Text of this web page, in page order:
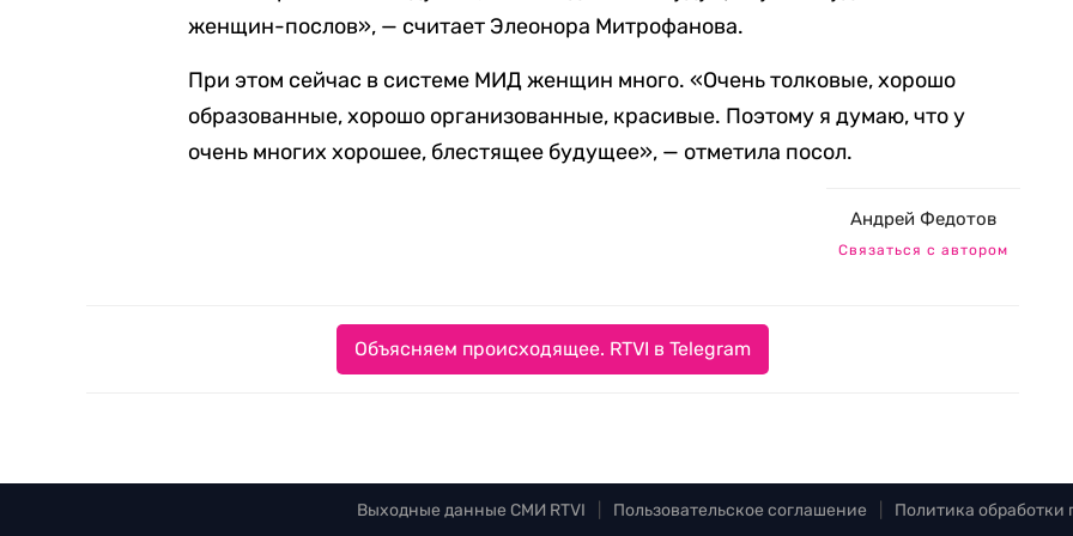
женщин-послов», — считает Элеонора Митрофанова.
При этом сейчас в системе МИД женщин много. «Очень толковые, хорошо
образованные, хорошо организованные, красивые. Поэтому я думаю, что у
очень многих хорошее, блестящее будущее», — отметила посол.
Андрей Федотов
Связаться с автором
Объясняем происходящее. RTVI в Telegram
Выходные данные СМИ RTVI Пользовательское соглашение Политика